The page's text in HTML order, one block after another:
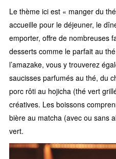
Le thème ici est « manger du
accueille pour le déjeuner, le
emporter, offre de nombreuses
desserts comme le parfait au
l’amazake, vous y trouverez
saucisses parfumés au thé, du
porc rôti au hojicha (thé vert
créatives. Les boissons
bière au matcha (avec ou sans
vert.